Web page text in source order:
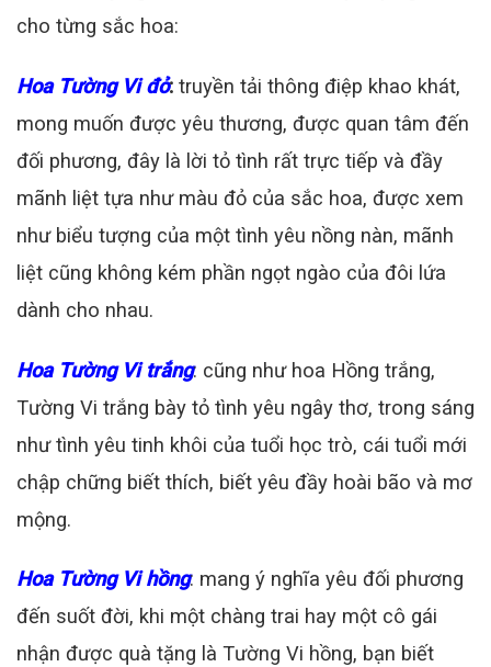
cho từng sắc hoa:
Hoa Tường Vi đỏ: truyền tải thông điệp khao khát,
mong muốn được yêu thương, được quan tâm đến
đối phương, đây là lời tỏ tình rất trực tiếp và đầy
mãnh liệt tựa như màu đỏ của sắc hoa, được xem
như biểu tượng của một tình yêu nồng nàn, mãnh
liệt cũng không kém phần ngọt ngào của đôi lứa
dành cho nhau.
Hoa Tường Vi trắng: cũng như hoa Hồng trắng,
Tường Vi trắng bày tỏ tình yêu ngây thơ, trong sáng
như tình yêu tinh khôi của tuổi học trò, cái tuổi mới
chập chững biết thích, biết yêu đầy hoài bão và mơ
mộng.
Hoa Tường Vi hồng: mang ý nghĩa yêu đối phương
đến suốt đời, khi một chàng trai hay một cô gái
nhận được quà tặng là Tường Vi hồng, bạn biết